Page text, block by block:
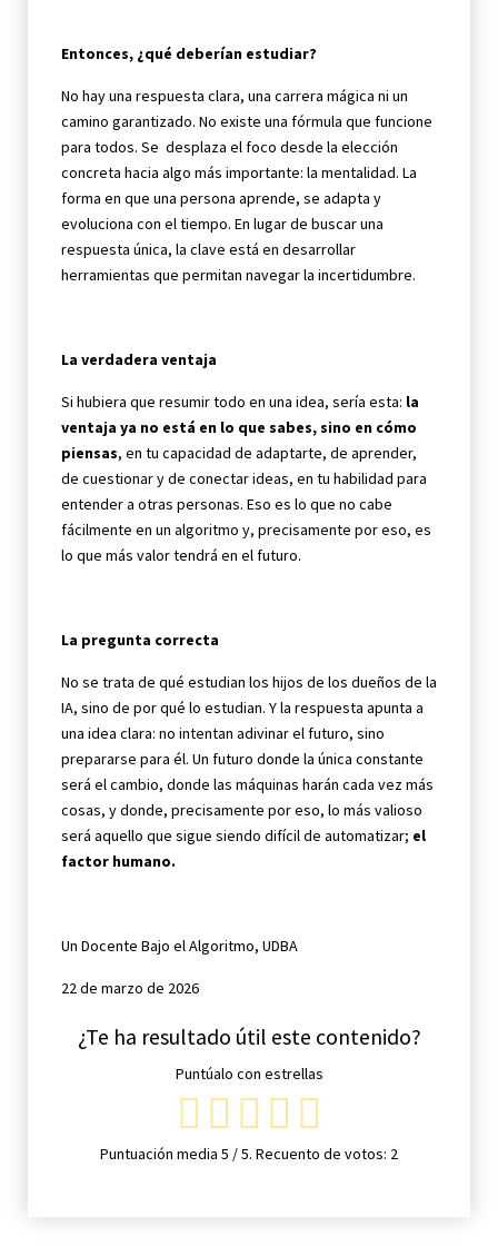
Entonces, ¿qué deberían estudiar?
No hay una respuesta clara, una carrera mágica ni un
camino garantizado. No existe una fórmula que funcione
para todos. Se desplaza el foco desde la elección
concreta hacia algo más importante: la mentalidad. La
forma en que una persona aprende, se adapta y
evoluciona con el tiempo. En lugar de buscar una
respuesta única, la clave está en desarrollar
herramientas que permitan navegar la incertidumbre.
La verdadera ventaja
Si hubiera que resumir todo en una idea, sería esta: la
ventaja ya no está en lo que sabes, sino en cómo
piensas, en tu capacidad de adaptarte, de aprender,
de cuestionar y de conectar ideas, en tu habilidad para
entender a otras personas. Eso es lo que no cabe
fácilmente en un algoritmo y, precisamente por eso, es
lo que más valor tendrá en el futuro.
La pregunta correcta
No se trata de qué estudian los hijos de los dueños de la
IA, sino de por qué lo estudian. Y la respuesta apunta a
una idea clara: no intentan adivinar el futuro, sino
prepararse para él. Un futuro donde la única constante
será el cambio, donde las máquinas harán cada vez más
cosas, y donde, precisamente por eso, lo más valioso
será aquello que sigue siendo difícil de automatizar; el
factor humano.
Un Docente Bajo el Algoritmo, UDBA
22 de marzo de 2026
¿Te ha resultado útil este contenido?
Puntúalo con estrellas
Puntuación media 5 / 5. Recuento de votos: 2